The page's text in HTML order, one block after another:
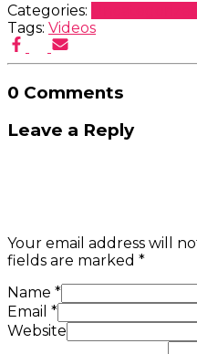
Categories:
Tags: Videos
0 Comments
Leave a Reply
Your email address will
fields are marked *
Name *
Email *
Website